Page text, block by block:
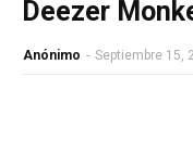
Deezer
Anónimo - Septiembre 15,